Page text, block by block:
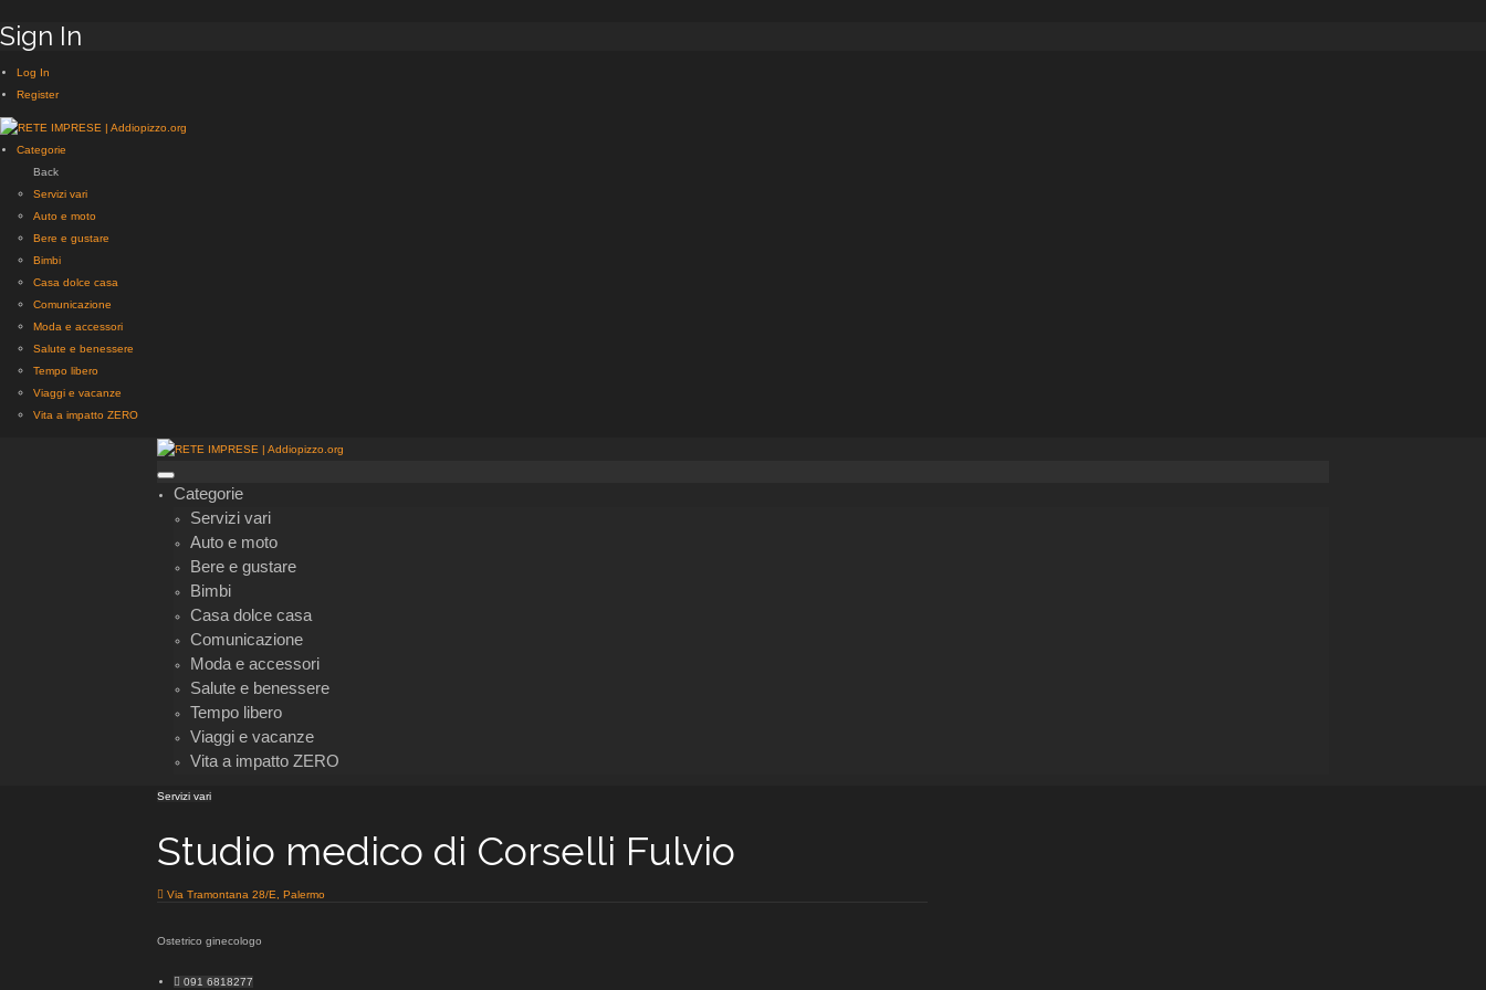
Sign In
Log In
Register
Categorie
Back
Servizi vari
Auto e moto
Bere e gustare
Bimbi
Casa dolce casa
Comunicazione
Moda e accessori
Salute e benessere
Tempo libero
Viaggi e vacanze
Vita a impatto ZERO
Categorie
Servizi vari
Auto e moto
Bere e gustare
Bimbi
Casa dolce casa
Comunicazione
Moda e accessori
Salute e benessere
Tempo libero
Viaggi e vacanze
Vita a impatto ZERO
Servizi vari
Studio medico di Corselli Fulvio
Via Tramontana 28/E, Palermo
Ostetrico ginecologo
091 6818277